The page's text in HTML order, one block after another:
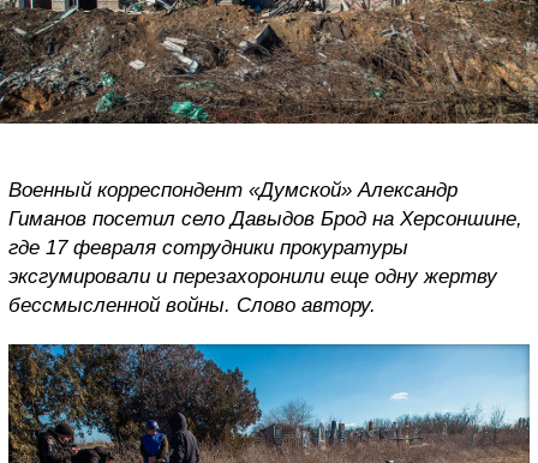
Военный корреспондент «Думской» Александр
Гиманов посетил село Давыдов Брод на Херсоншине,
где 17 февраля сотрудники прокуратуры
эксгумировали и перезахоронили еще одну жертву
бессмысленной войны. Слово автору.